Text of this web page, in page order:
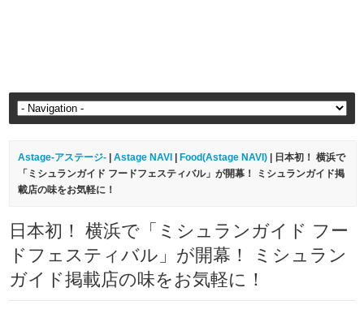
Astage-アステージ- |Astage NAVI Food(Astage NAVI) | 日本初！ 横浜で
「ミシュランガイド フードフェスティバル」が開幕！ ミシュランガイド掲
載店の味をお気軽に！
日本初！ 横浜で「ミシュランガイド フー
ドフェスティバル」が開幕！ ミシュラン
ガイド掲載店の味をお気軽に！